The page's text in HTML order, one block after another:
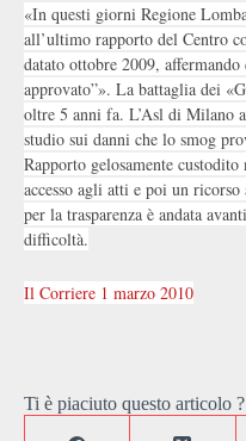
«In questi giorni Regione
all’ultimo rapporto del Centro
datato ottobre 2009,
approvato”». La battaglia dei
oltre 5 anni fa. L’Asl di Milano
studio sui danni che lo smog
Rapporto gelosamente
accesso agli atti e poi un
per la trasparenza è andata
difficoltà.
Il Corriere 1 marzo 2010
Ti è piaciuto questo articolo